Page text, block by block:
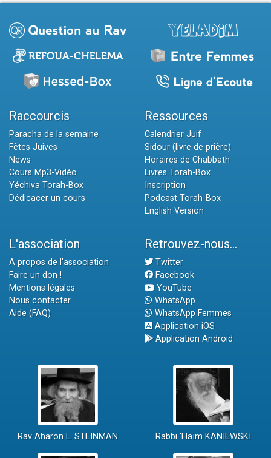
Raccourcis
Paracha de la semaine
Fêtes Juives
News
Cours Mp3-Vidéo
Yéchiva Torah-Box
Dédicacer un cours
Ressources
Calendrier Juif
Sidour (livre de prière)
Horaires de Chabbath
Livres Torah-Box
Inscription
Podcast Torah-Box
English Version
L'association
A propos de l'association
Faire un don !
Mentions légales
Nous contacter
Aide (FAQ)
Retrouvez-nous...
Twitter
Facebook
YouTube
WhatsApp
WhatsApp Femmes
Application iOS
Application Android
Rav Aharon L. STEINMAN Rabbi 'Haïm KANIEWSKI